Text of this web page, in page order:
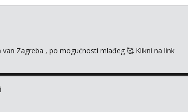
Zagreba , po mogućnosti mlađeg 🥰 Klikni na link